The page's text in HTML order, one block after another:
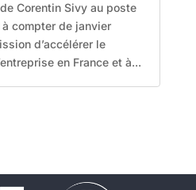
Corentin Sivy au poste
compter de janvier
d’accélérer le
en France et à...